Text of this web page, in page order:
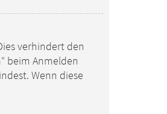
verhindert den
beim Anmelden
Wenn diese